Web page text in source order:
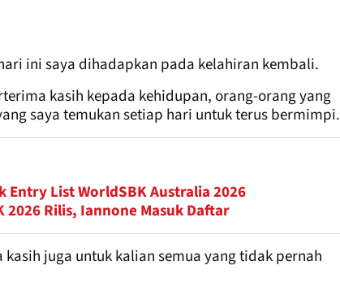
ini saya dihadapkan pada kelahiran kembali.
kasih kepada kehidupan, orang-orang yang
saya temukan setiap hari untuk terus bermimpi.
Entry List WorldSBK Australia 2026
2026 Rilis, Iannone Masuk Daftar
juga untuk kalian semua yang tidak pernah